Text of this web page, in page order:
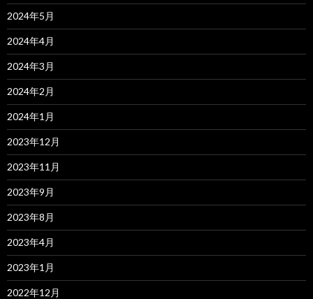
2024年5月
2024年4月
2024年3月
2024年2月
2024年1月
2023年12月
2023年11月
2023年9月
2023年8月
2023年4月
2023年1月
2022年12月